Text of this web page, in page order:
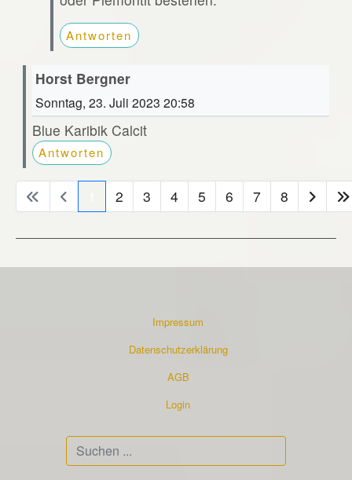
Antworten
Horst Bergner
Sonntag, 23. Juli 2023 20:58
Blue Karibik Calcit
Antworten
2 3 4 5 6 7 8
Impressum
Datenschutzerklärung
AGB
Login